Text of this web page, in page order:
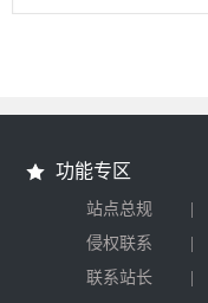
功能专区
站点总规 |
侵权联系
|
联系站长
|